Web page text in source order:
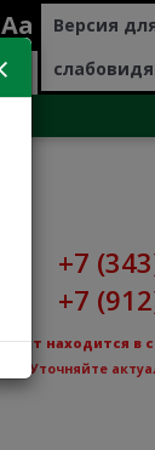
Aa
Версия
+7
+7
Сайт находится в
Уточняйте